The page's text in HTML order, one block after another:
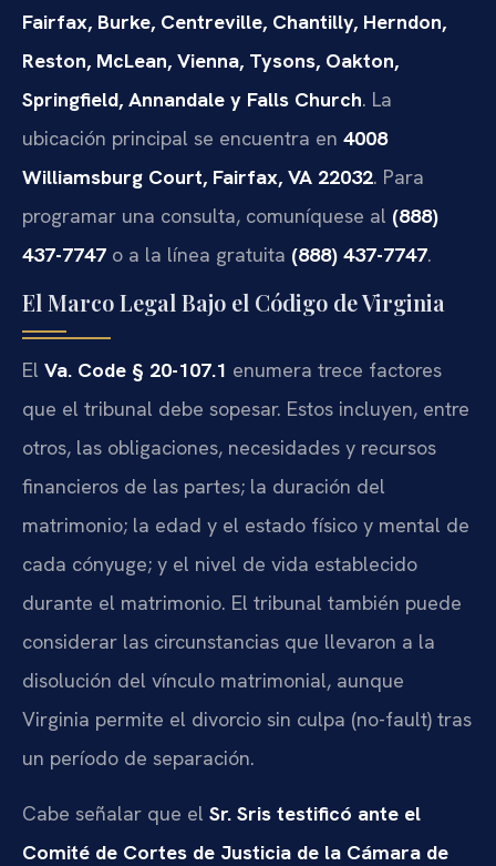
Fairfax, Burke, Centreville, Chantilly, Herndon,
Reston, McLean, Vienna, Tysons, Oakton,
Springfield, Annandale y Falls Church. La
ubicación principal se encuentra en 4008
Williamsburg Court, Fairfax, VA 22032. Para
programar una consulta, comuníquese al (888)
437-7747 o a la línea gratuita (888) 437-7747.
El Marco Legal Bajo el Código de Virginia
El Va. Code § 20-107.1 enumera trece factores
que el tribunal debe sopesar. Estos incluyen, entre
otros, las obligaciones, necesidades y recursos
financieros de las partes; la duración del
matrimonio; la edad y el estado físico y mental de
cada cónyuge; y el nivel de vida establecido
durante el matrimonio. El tribunal también puede
considerar las circunstancias que llevaron a la
disolución del vínculo matrimonial, aunque
Virginia permite el divorcio sin culpa (no-fault) tras
un período de separación.
Cabe señalar que el Sr. Sris testificó ante el
Comité de Cortes de Justicia de la Cámara de